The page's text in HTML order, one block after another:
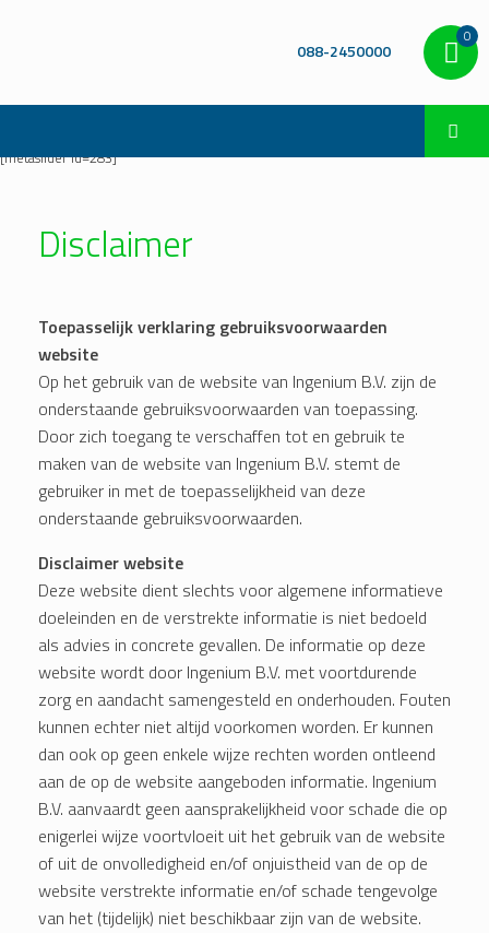
088-2450000
0
[metaslider id=283]
Disclaimer
Toepasselijk verklaring gebruiksvoorwaarden
website
Op het gebruik van de website van Ingenium B.V. zijn de
onderstaande gebruiksvoorwaarden van toepassing.
Door zich toegang te verschaffen tot en gebruik te
maken van de website van Ingenium B.V. stemt de
gebruiker in met de toepasselijkheid van deze
onderstaande gebruiksvoorwaarden.
Disclaimer website
Deze website dient slechts voor algemene informatieve
doeleinden en de verstrekte informatie is niet bedoeld
als advies in concrete gevallen. De informatie op deze
website wordt door Ingenium B.V. met voortdurende
zorg en aandacht samengesteld en onderhouden. Fouten
kunnen echter niet altijd voorkomen worden. Er kunnen
dan ook op geen enkele wijze rechten worden ontleend
aan de op de website aangeboden informatie. Ingenium
B.V. aanvaardt geen aansprakelijkheid voor schade die op
enigerlei wijze voortvloeit uit het gebruik van de website
of uit de onvolledigheid en/of onjuistheid van de op de
website verstrekte informatie en/of schade tengevolge
van het (tijdelijk) niet beschikbaar zijn van de website.